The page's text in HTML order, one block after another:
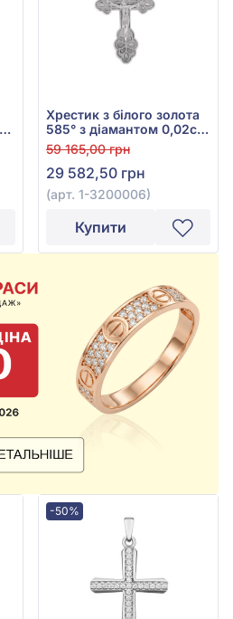
Хрестик з білого золота
585° з діамантом 0,02ct,
арт. 1-3200006
59 165,00 грн
29 582,50 грн
(арт. 1-3200006)
Купити
-50%